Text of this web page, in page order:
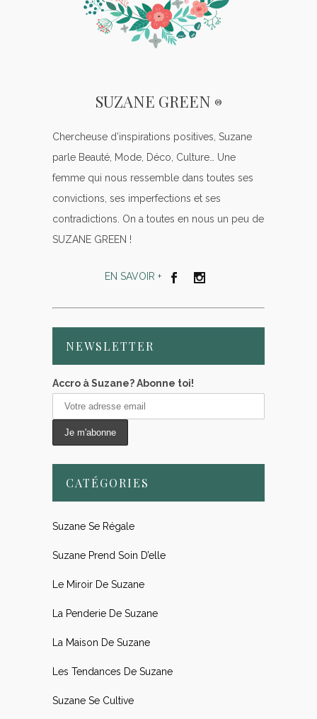
SUZANE GREEN ®
Chercheuse d’inspirations positives, Suzane
parle Beauté, Mode, Déco, Culture… Une
femme qui nous ressemble dans toutes ses
convictions, ses imperfections et ses
contradictions. On a toutes en nous un peu de
SUZANE GREEN !
EN SAVOIR +
NEWSLETTER
Accro à Suzane? Abonne toi!
CATÉGORIES
Suzane Se Régale
Suzane Prend Soin D’elle
Le Miroir De Suzane
La Penderie De Suzane
La Maison De Suzane
Les Tendances De Suzane
Suzane Se Cultive